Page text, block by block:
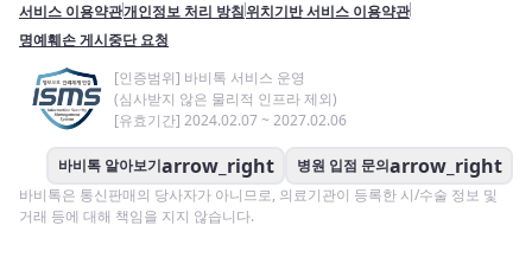
서비스 이용약관개인정보 처리 방침위치기반 서비스 이용약관
명예훼손 게시중단 요청
[인증범위] 바비톡 서비스 운영
(심사받지 않은 물리적 인프라 제외)
[유효기간] 2024.02.07 ~ 2027.02.06
바비톡 알아보기arrow_right 병원 입점 문의arrow_right
바비톡은 통신판매의 당사자가 아니므로, 의료기관이 등록한 시/수술 정보 및
거래 등에 대해 책임을 지지 않습니다.